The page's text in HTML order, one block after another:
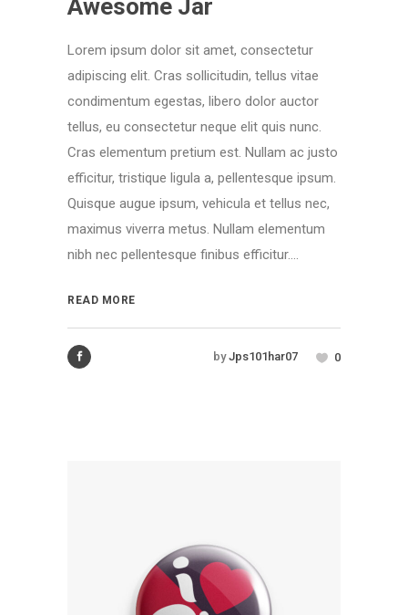
Awesome Jar
Lorem ipsum dolor sit amet, consectetur
adipiscing elit. Cras sollicitudin, tellus vitae
condimentum egestas, libero dolor auctor
tellus, eu consectetur neque elit quis nunc.
Cras elementum pretium est. Nullam ac justo
efficitur, tristique ligula a, pellentesque ipsum.
Quisque augue ipsum, vehicula et tellus nec,
maximus viverra metus. Nullam elementum
nibh nec pellentesque finibus efficitur....
READ MORE
by Jps101har07 0